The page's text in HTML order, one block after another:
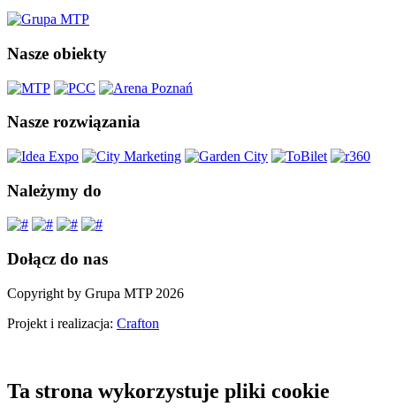
Nasze obiekty
Nasze rozwiązania
Należymy do
Dołącz do nas
Copyright by Grupa MTP 2026
Projekt i realizacja: Crafton
Ta strona wykorzystuje pliki cookie